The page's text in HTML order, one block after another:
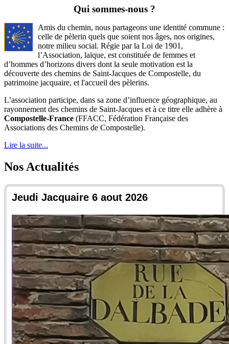
Qui sommes-nous ?
Amis du chemin, nous partageons une identité commune :
celle de pèlerin quels que soient nos âges, nos origines,
notre milieu social. Régie par la Loi de 1901,
l’Association, laïque, est constituée de femmes et
d’hommes d’horizons divers dont la seule motivation est la
découverte des chemins de Saint-Jacques de Compostelle, du
patrimoine jacquaire, et l'accueil des pèlerins.
L’association participe, dans sa zone d’influence géographique, au
rayonnement des chemins de Saint-Jacques et à ce titre elle adhère à
Compostelle-France (FFACC, Fédération Française des
Associations des Chemins de Compostelle).
Lire la suite...
Nos Actualités
Jeudi Jacquaire 6 aout 2026